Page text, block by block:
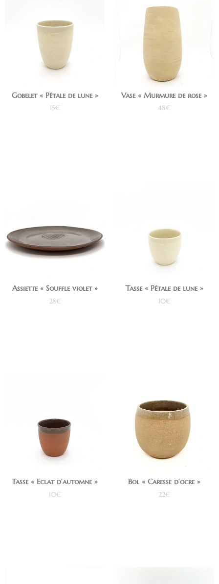
Gobelet « Pétale de lune »
15€
Vase « Murmure de rose »
48€
Assiette « Souffle violet »
28€
Tasse « Pétale de lune »
10€
Tasse « Eclat d’automne »
10€
Bol « Caresse d’ocre »
22€